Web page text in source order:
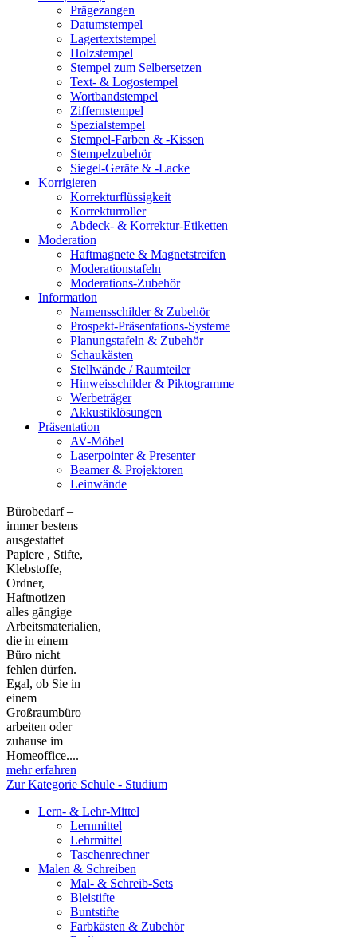
Prägezangen
Datumstempel
Lagertextstempel
Holzstempel
Stempel zum Selbersetzen
Text- & Logostempel
Wortbandstempel
Ziffernstempel
Spezialstempel
Stempel-Farben & -Kissen
Stempelzubehör
Siegel-Geräte & -Lacke
Korrigieren
Korrekturflüssigkeit
Korrekturroller
Abdeck- & Korrektur-Etiketten
Moderation
Haftmagnete & Magnetstreifen
Moderationstafeln
Moderations-Zubehör
Information
Namensschilder & Zubehör
Prospekt-Präsentations-Systeme
Planungstafeln & Zubehör
Schaukästen
Stellwände / Raumteiler
Hinweisschilder & Piktogramme
Werbeträger
Akkustiklösungen
Präsentation
AV-Möbel
Laserpointer & Presenter
Beamer & Projektoren
Leinwände
Bürobedarf –
immer bestens
ausgestattet
Papiere , Stifte,
Klebstoffe,
Ordner,
Haftnotizen –
alles gängige
Arbeitsmaterialien,
die in einem
Büro nicht
fehlen dürfen.
Egal, ob Sie in
einem
Großraumbüro
arbeiten oder
zuhause im
Homeoffice....
mehr erfahren
Zur Kategorie Schule - Studium
Lern- & Lehr-Mittel
Lernmittel
Lehrmittel
Taschenrechner
Malen & Schreiben
Mal- & Schreib-Sets
Bleistifte
Buntstifte
Farbkästen & Zubehör